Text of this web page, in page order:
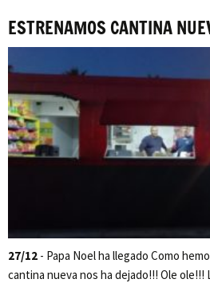
ESTRENAMOS CANTINA
27/12 - Papa Noel ha llegado Como
cantina nueva nos ha dejado!!! Ole